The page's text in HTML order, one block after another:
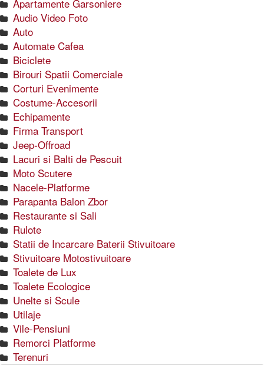
Apartamente Garsoniere
Audio Video Foto
Auto
Automate Cafea
Biciclete
Birouri Spatii Comerciale
Corturi Evenimente
Costume-Accesorii
Echipamente
Firma Transport
Jeep-Offroad
Lacuri si Balti de Pescuit
Moto Scutere
Nacele-Platforme
Parapanta Balon Zbor
Restaurante si Sali
Rulote
Statii de Incarcare Baterii Stivuitoare
Stivuitoare Motostivuitoare
Toalete de Lux
Toalete Ecologice
Unelte si Scule
Utilaje
Vile-Pensiuni
Remorci Platforme
Terenuri